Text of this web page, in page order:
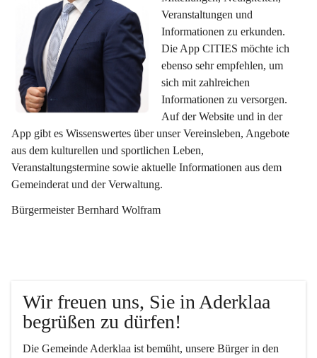
Veranstaltungen und
Informationen zu erkunden.
Die App CITIES möchte ich
ebenso sehr empfehlen, um
sich mit zahlreichen
Informationen zu versorgen.
Auf der Website und in der
App gibt es Wissenswertes über unser Vereinsleben, Angebote
aus dem kulturellen und sportlichen Leben,
Veranstaltungstermine sowie aktuelle Informationen aus dem
Gemeinderat und der Verwaltung.
Bürgermeister Bernhard Wolfram
Wir freuen uns, Sie in Aderklaa
begrüßen zu dürfen!
Die Gemeinde Aderklaa ist bemüht, unsere Bürger in den